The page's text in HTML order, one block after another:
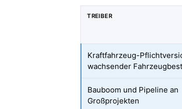
TREIBER
Kraftfahrzeug-
wachsender
Bauboom und Pipeline an
Großprojekten